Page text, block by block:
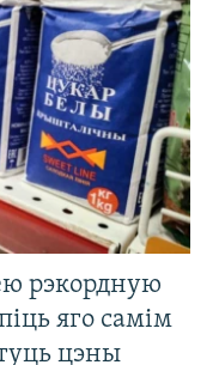
рэкордную
яго самім
цэны